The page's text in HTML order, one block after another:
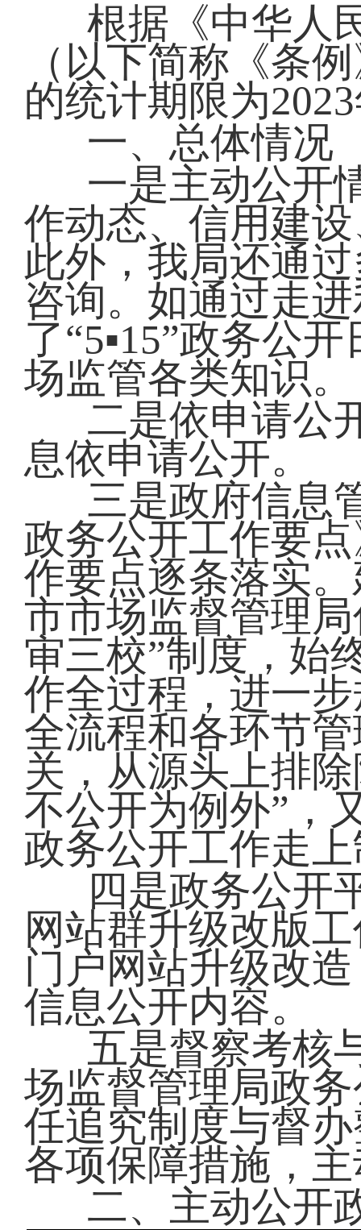
根据《中华人
（以下简称《条
的统计期限为
一、总体情况
一是主动公开
作动态、信用建
此外，我局还通
咨询。如通过走
了“5▪15”政务公
场监管各类知识。
二是依申请公
息依申请公开。
三是政府信息
政务公开工作要
作要点逐条落实
市市场监督管理
审三校”制度，始
作全过程，进一
全流程和各环节
关，从源头上排
不公开为例外”，
政务公开工作走
四是政务公开
网站群升级改版
门户网站升级改
信息公开内容。
五是督察考核
场监督管理局政
任追究制度与督
各项保障措施，
二、主动公开